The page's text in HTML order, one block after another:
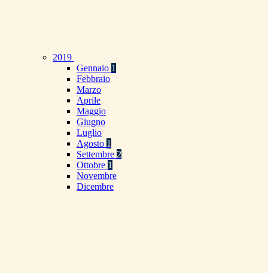
2019
Gennaio 1
Febbraio
Marzo
Aprile
Maggio
Giugno
Luglio
Agosto 1
Settembre 2
Ottobre 1
Novembre
Dicembre